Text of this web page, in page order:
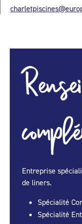
Entreprise
de liners.
Spécialité
Spécialité